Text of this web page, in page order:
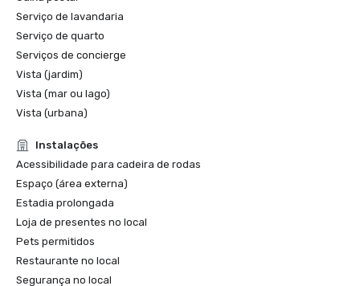
Francisco
2022 Historic Hotels of America Best Historic Hotel (over
400 Guestrooms) Nominee Finalist
2022 Historic Hotels of America Best City Center Historic
Hotel Nominee Finalist
2021 SF Weekly Reader Poll Winner Best Hotel
Serviço de lavandaria
Serviço de quarto
Serviços de concierge
Vista (jardim)
Vista (mar ou lago)
Vista (urbana)
Instalações
Acessibilidade para cadeira de rodas
Espaço (área externa)
Estadia prolongada
Loja de presentes no local
Pets permitidos
Restaurante no local
Segurança no local